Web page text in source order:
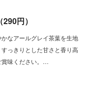
円）
なアールグレイ茶葉を生地
っきりとした甘さと香り高
賞味ください。…